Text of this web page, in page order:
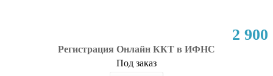
2 900
Регистрация Онлайн ККТ в ИФНС
Под заказ